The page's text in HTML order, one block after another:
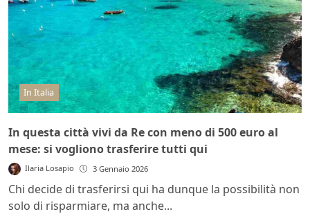
In Italia
In questa città vivi da Re con meno di 500 euro al
mese: si vogliono trasferire tutti qui
Ilaria Losapio 3 Gennaio 2026
Chi decide di trasferirsi qui ha dunque la possibilità non
solo di risparmiare, ma anche...